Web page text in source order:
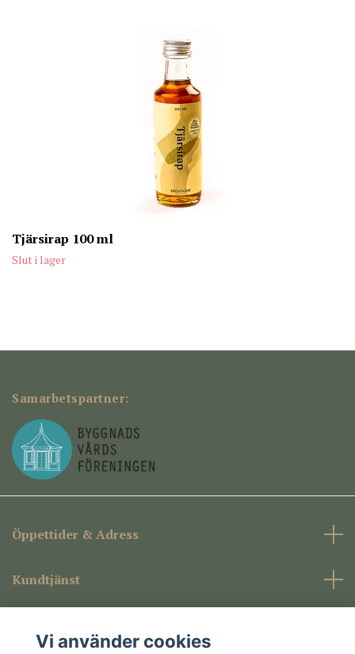
Tjärsirap 100 ml
Slut i lager
Samarbetspartner:
Öppettider & Adress
Kundtjänst
Vi använder cookies